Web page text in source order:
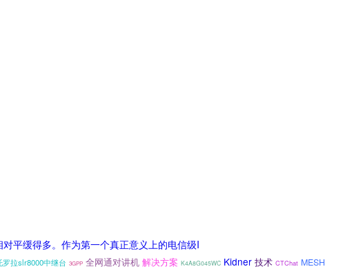
平缓得多。作为第一个真正意义上的电信级I
罗拉slr8000中继台 3GPP 全网通对讲机 解决方案 K4A8G045WC Kidner 技术 CTChat MESH